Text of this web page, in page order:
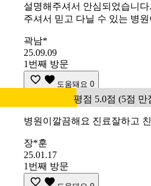
설명해주셔서 안심되었습니
주셔서 믿고 다닐 수 있는 병
곽남*
25.09.09
1번째 방문
도움돼요 0
평점 5.0점 (5점 만
병원이깔끔해요 진료잘하고
장*훈
25.01.17
1번째 방문